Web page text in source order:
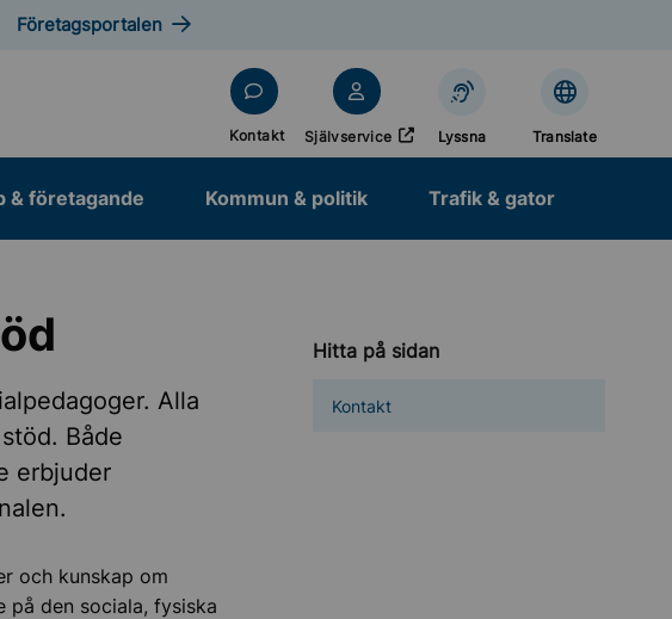
Företagsportalen
Kontakt Självservice
Öppnas i nytt fönster
Lyssna Translate
& företagande Kommun & politik Trafik & gator
Hitta på sidan
Kontakt
Alla
Både
erbjuder
och kunskap om
på den sociala, fysiska